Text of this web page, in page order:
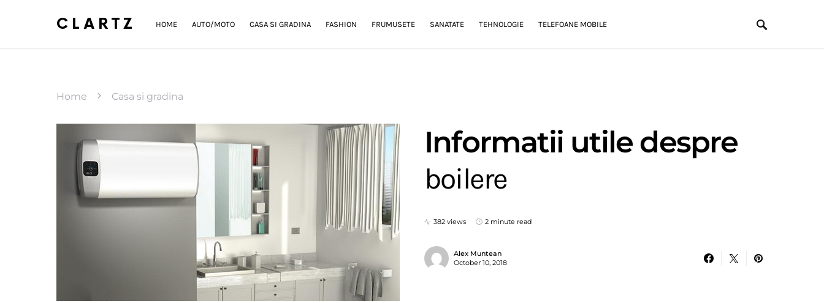
CLARTZ HOME AUTO/MOTO CASA SI GRADINA FASHION FRUMUSETE SANATATE TEHNOLOGIE TELEFOANE MOBILE
Home Casa si gradina
Informatii utile despre
boilere
382 views 2 minute read
Alex Muntean
October 10, 2018